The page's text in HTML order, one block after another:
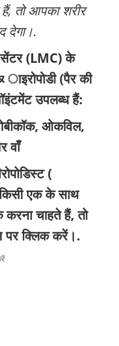
तो आपका शरीर
देगा।.
सेंटर (LMC) के
ाइरोपोडी (पैर की
उपलब्ध हैं:
ओकविल,
वाँ
(
एक के साथ
चाहते हैं, तो
पर क्लिक करें।.